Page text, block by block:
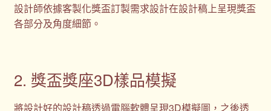
設計師依據客製化獎盃訂製需求設計在設計稿上呈現獎盃
各部分及角度細節。
2. 獎盃獎座3D樣品模擬
將設計好的設計稿透過電腦軟體呈現3D模擬圖，之後透